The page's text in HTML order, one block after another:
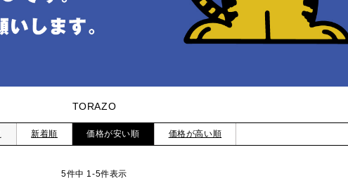
TORAZO
新着順 価格が安い順 価格が高い順
5件中 1-5件表示